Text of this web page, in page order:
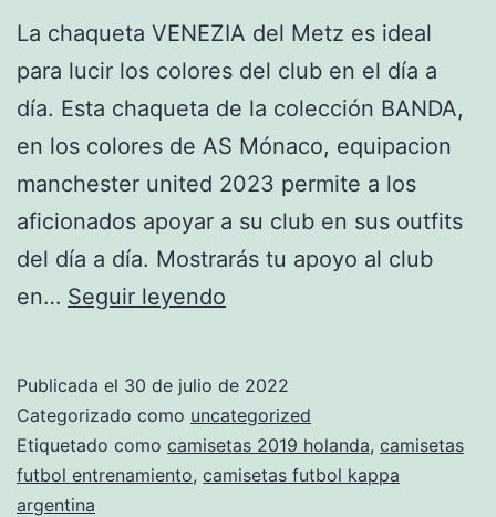
La chaqueta VENEZIA del Metz es ideal
para lucir los colores del club en el día a
día. Esta chaqueta de la colección BANDA,
en los colores de AS Mónaco, equipacion
manchester united 2023 permite a los
aficionados apoyar a su club en sus outfits
del día a día. Mostrarás tu apoyo al club
en… Seguir leyendo
Qué
Equipación
Vestirá
Publicada el 30 de julio de 2022
Categorizado como uncategorized
Etiquetado como camisetas 2019 holanda, camisetas
futbol entrenamiento, camisetas futbol kappa
argentina